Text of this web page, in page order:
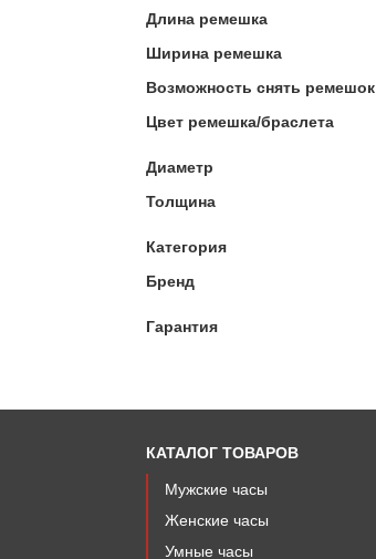
Длина ремешка
Ширина ремешка
Возможность снять ремешок
Цвет ремешка/браслета
Диаметр
Толщина
Категория
Бренд
Гарантия
КАТАЛОГ ТОВАРОВ
Мужские часы
Женские часы
Умные часы